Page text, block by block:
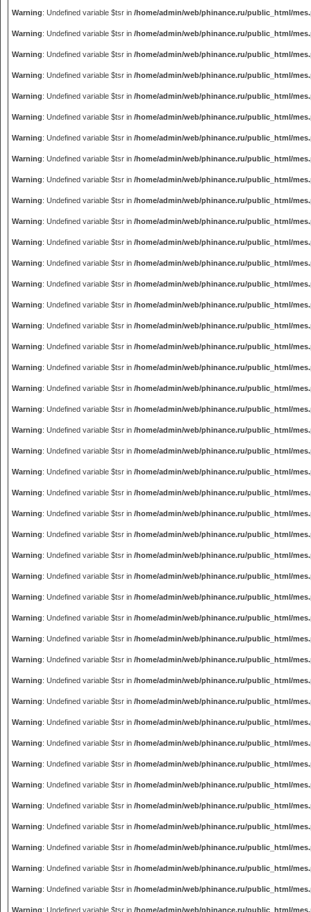
Warning: Undefined variable $tsr in /home/admin/web/phinance.ru/public_html/
Warning: Undefined variable $tsr in /home/admin/web/phinance.ru/public_html/
Warning: Undefined variable $tsr in /home/admin/web/phinance.ru/public_html/
Warning: Undefined variable $tsr in /home/admin/web/phinance.ru/public_html/
Warning: Undefined variable $tsr in /home/admin/web/phinance.ru/public_html/
Warning: Undefined variable $tsr in /home/admin/web/phinance.ru/public_html/
Warning: Undefined variable $tsr in /home/admin/web/phinance.ru/public_html/
Warning: Undefined variable $tsr in /home/admin/web/phinance.ru/public_html/
Warning: Undefined variable $tsr in /home/admin/web/phinance.ru/public_html/
Warning: Undefined variable $tsr in /home/admin/web/phinance.ru/public_html/
Warning: Undefined variable $tsr in /home/admin/web/phinance.ru/public_html/
Warning: Undefined variable $tsr in /home/admin/web/phinance.ru/public_html/
Warning: Undefined variable $tsr in /home/admin/web/phinance.ru/public_html/
Warning: Undefined variable $tsr in /home/admin/web/phinance.ru/public_html/
Warning: Undefined variable $tsr in /home/admin/web/phinance.ru/public_html/
Warning: Undefined variable $tsr in /home/admin/web/phinance.ru/public_html/
Warning: Undefined variable $tsr in /home/admin/web/phinance.ru/public_html/
Warning: Undefined variable $tsr in /home/admin/web/phinance.ru/public_html/
Warning: Undefined variable $tsr in /home/admin/web/phinance.ru/public_html/
Warning: Undefined variable $tsr in /home/admin/web/phinance.ru/public_html/
Warning: Undefined variable $tsr in /home/admin/web/phinance.ru/public_html/
Warning: Undefined variable $tsr in /home/admin/web/phinance.ru/public_html/
Warning: Undefined variable $tsr in /home/admin/web/phinance.ru/public_html/
Warning: Undefined variable $tsr in /home/admin/web/phinance.ru/public_html/
Warning: Undefined variable $tsr in /home/admin/web/phinance.ru/public_html/
Warning: Undefined variable $tsr in /home/admin/web/phinance.ru/public_html/
Warning: Undefined variable $tsr in /home/admin/web/phinance.ru/public_html/
Warning: Undefined variable $tsr in /home/admin/web/phinance.ru/public_html/
Warning: Undefined variable $tsr in /home/admin/web/phinance.ru/public_html/
Warning: Undefined variable $tsr in /home/admin/web/phinance.ru/public_html/
Warning: Undefined variable $tsr in /home/admin/web/phinance.ru/public_html/
Warning: Undefined variable $tsr in /home/admin/web/phinance.ru/public_html/
Warning: Undefined variable $tsr in /home/admin/web/phinance.ru/public_html/
Warning: Undefined variable $tsr in /home/admin/web/phinance.ru/public_html/
Warning: Undefined variable $tsr in /home/admin/web/phinance.ru/public_html/
Warning: Undefined variable $tsr in /home/admin/web/phinance.ru/public_html/
Warning: Undefined variable $tsr in /home/admin/web/phinance.ru/public_html/
Warning: Undefined variable $tsr in /home/admin/web/phinance.ru/public_html/
Warning: Undefined variable $tsr in /home/admin/web/phinance.ru/public_html/
Warning: Undefined variable $tsr in /home/admin/web/phinance.ru/public_html/
Warning: Undefined variable $tsr in /home/admin/web/phinance.ru/public_html/
Warning: Undefined variable $tsr in /home/admin/web/phinance.ru/public_html/
Warning: Undefined variable $tsr in /home/admin/web/phinance.ru/public_html/
Warning: Undefined variable $tsr in /home/admin/web/phinance.ru/public_html/